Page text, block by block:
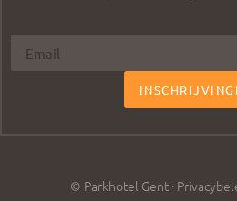
© Parkhotel Gent ·